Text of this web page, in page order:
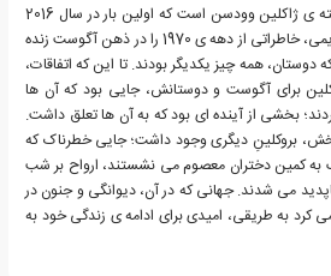
کتاب بروکلینی دیگر، رمانی نوشته ی ژاکلین وودسن است که اولین بار در سال 2016
به چاپ رسید. دیدن دوستی قدیمی، خاطراتی از دهه ی 1970 را در ذهن آگوست زنده
دوستان، همه چیز یکدیگر بودند. تا این که اتفاقات،
برای آگوست و دوستانش، جایی بود که آن ها
بخشی از آینده ای بود که به آن ها تعلق داشت.
بروکلینِ دیگری وجود داشت؛ جایی خطرناک که
به کمین دختران معصوم می نشستند، ارواح بر شب
می شدند. جهانی که در آن، دیوانگی و جنون در
به طریقی، امیدی برای ادامه ی زندگی خود به